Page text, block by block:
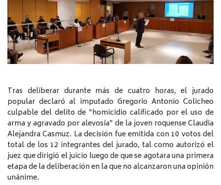
Tras deliberar durante más de cuatro horas, el jurado
popular declaró al imputado Gregorio Antonio Colicheo
culpable del delito de “homicidio calificado por el uso de
arma y agravado por alevosía” de la joven roquense Claudia
Alejandra Casmuz. La decisión fue emitida con 10 votos del
total de los 12 integrantes del jurado, tal como autorizó el
juez que dirigió el juicio luego de que se agotara una primera
etapa de la deliberación en la que no alcanzaron una opinión
unánime.